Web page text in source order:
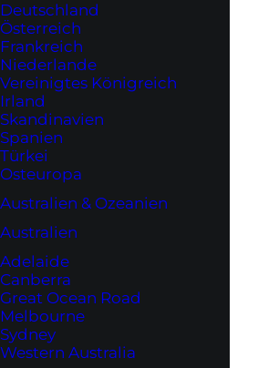
Deutschland
Österreich
Frankreich
Niederlande
Vereinigtes Königreich
Irland
Skandinavien
Spanien
Türkei
Osteuropa
Australien & Ozeanien
Australien
Adelaide
Canberra
Great Ocean Road
Melbourne
Sydney
Western Australia